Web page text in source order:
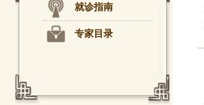
就诊指南
专家目录